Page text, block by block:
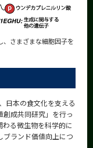
、さまざまな細胞因子を
日本の食文化を支える
成共同研究」を行っ
る微生物を科学的に
ランド価値向上につ